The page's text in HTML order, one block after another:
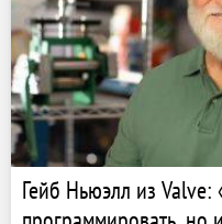
Гейб Ньюэлл из